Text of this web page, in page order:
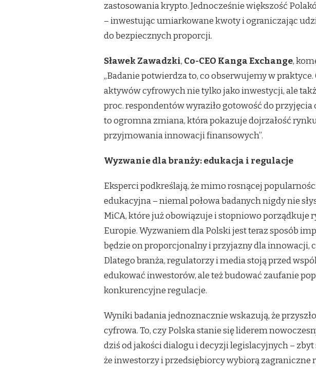
WCHODZĄ
MAINSTREAMU.
POLACY
POWAŻNIEJ
zastosowania krypto. Jednocześnie większość
– inwestując umiarkowane kwoty i ograniczając
do bezpiecznych proporcji.
Sławek Zawadzki, Co-CEO Kanga Exchange,
„Badanie potwierdza to, co obserwujemy w
aktywów cyfrowych nie tylko jako inwestycji, ale
proc. respondentów wyraziło gotowość do
to ogromna zmiana, która pokazuje dojrzałość
przyjmowania innowacji finansowych”.
Wyzwanie dla branży: edukacja i regulacje
Eksperci podkreślają, że mimo rosnącej
edukacyjna – niemal połowa badanych nigdy nie
MiCA, które już obowiązuje i stopniowo porządkuje
Europie. Wyzwaniem dla Polski jest teraz sposób
będzie on proporcjonalny i przyjazny dla innowacji,
Dlatego branża, regulatorzy i media stoją przed
edukować inwestorów, ale też budować zaufanie
konkurencyjne regulacje.
Wyniki badania jednoznacznie wskazują, że
cyfrowa. To, czy Polska stanie się liderem
dziś od jakości dialogu i decyzji legislacyjnych –
że inwestorzy i przedsiębiorcy wybiorą zagraniczne